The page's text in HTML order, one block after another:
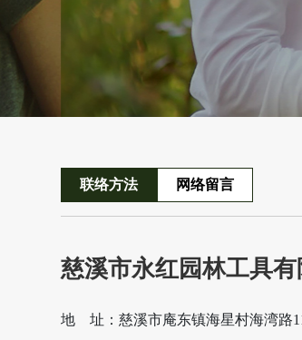
联络方法 网络留言
慈溪市永红园林工具有
地 址：慈溪市庵东镇海星村海湾路